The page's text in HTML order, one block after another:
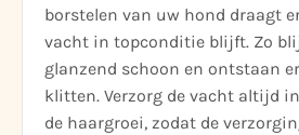
borstelen van uw hond draagt
vacht in topconditie blijft. Zo
glanzend schoon en ontstaan
klitten. Verzorg de vacht altijd
de haargroei, zodat de